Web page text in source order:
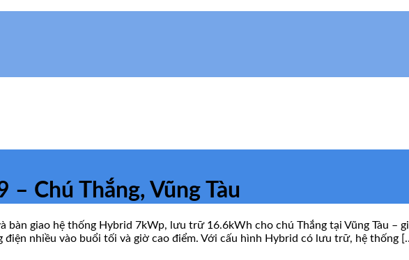
– Chú Thắng, Vũng Tàu
bàn giao hệ thống Hybrid 7kWp, lưu trữ 16.6kWh cho chú Thắng tại Vũng Tàu –
nhiều vào buổi tối và giờ cao điểm. Với cấu hình Hybrid có lưu trữ, hệ thống